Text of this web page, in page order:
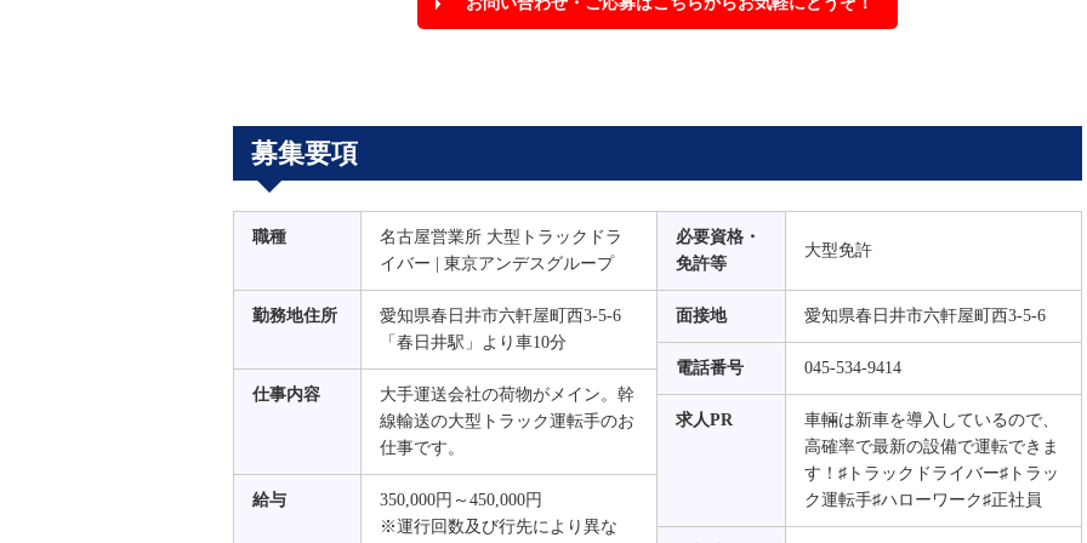
募集要項
職種
名古屋営業所 大型トラックドラ
イバー | 東京アンデスグループ
勤務地住所
愛知県春日井市六軒屋町西3-5-6
「春日井駅」より車10分
仕事内容
大手運送会社の荷物がメイン。幹
線輸送の大型トラック運転手のお
仕事です。
給与
350,000円～450,000円
※運行回数及び行先により異な
必要資格・
免許等
大型免許
面接地 愛知県春日井市六軒屋町西3-5-6
電話番号 045-534-9414
求人PR
車輛は新車を導入しているので、
高確率で最新の設備で運転できま
す！♯トラックドライバー♯トラッ
ク運転手♯ハローワーク♯正社員